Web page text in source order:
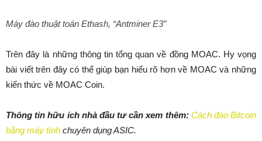
Máy đào thuật toán Ethash, “Antminer E3”
Trên đây là những thông tin tổng quan về đồng MOAC. Hy vọng
bài viết trên đây có thể giúp bạn hiểu rõ hơn về MOAC và những
kiến thức về MOAC Coin.
Thông tin hữu ích nhà đầu tư cần xem thêm: Cách đào Bitcoin
bằng máy tính chuyên dụng ASIC.